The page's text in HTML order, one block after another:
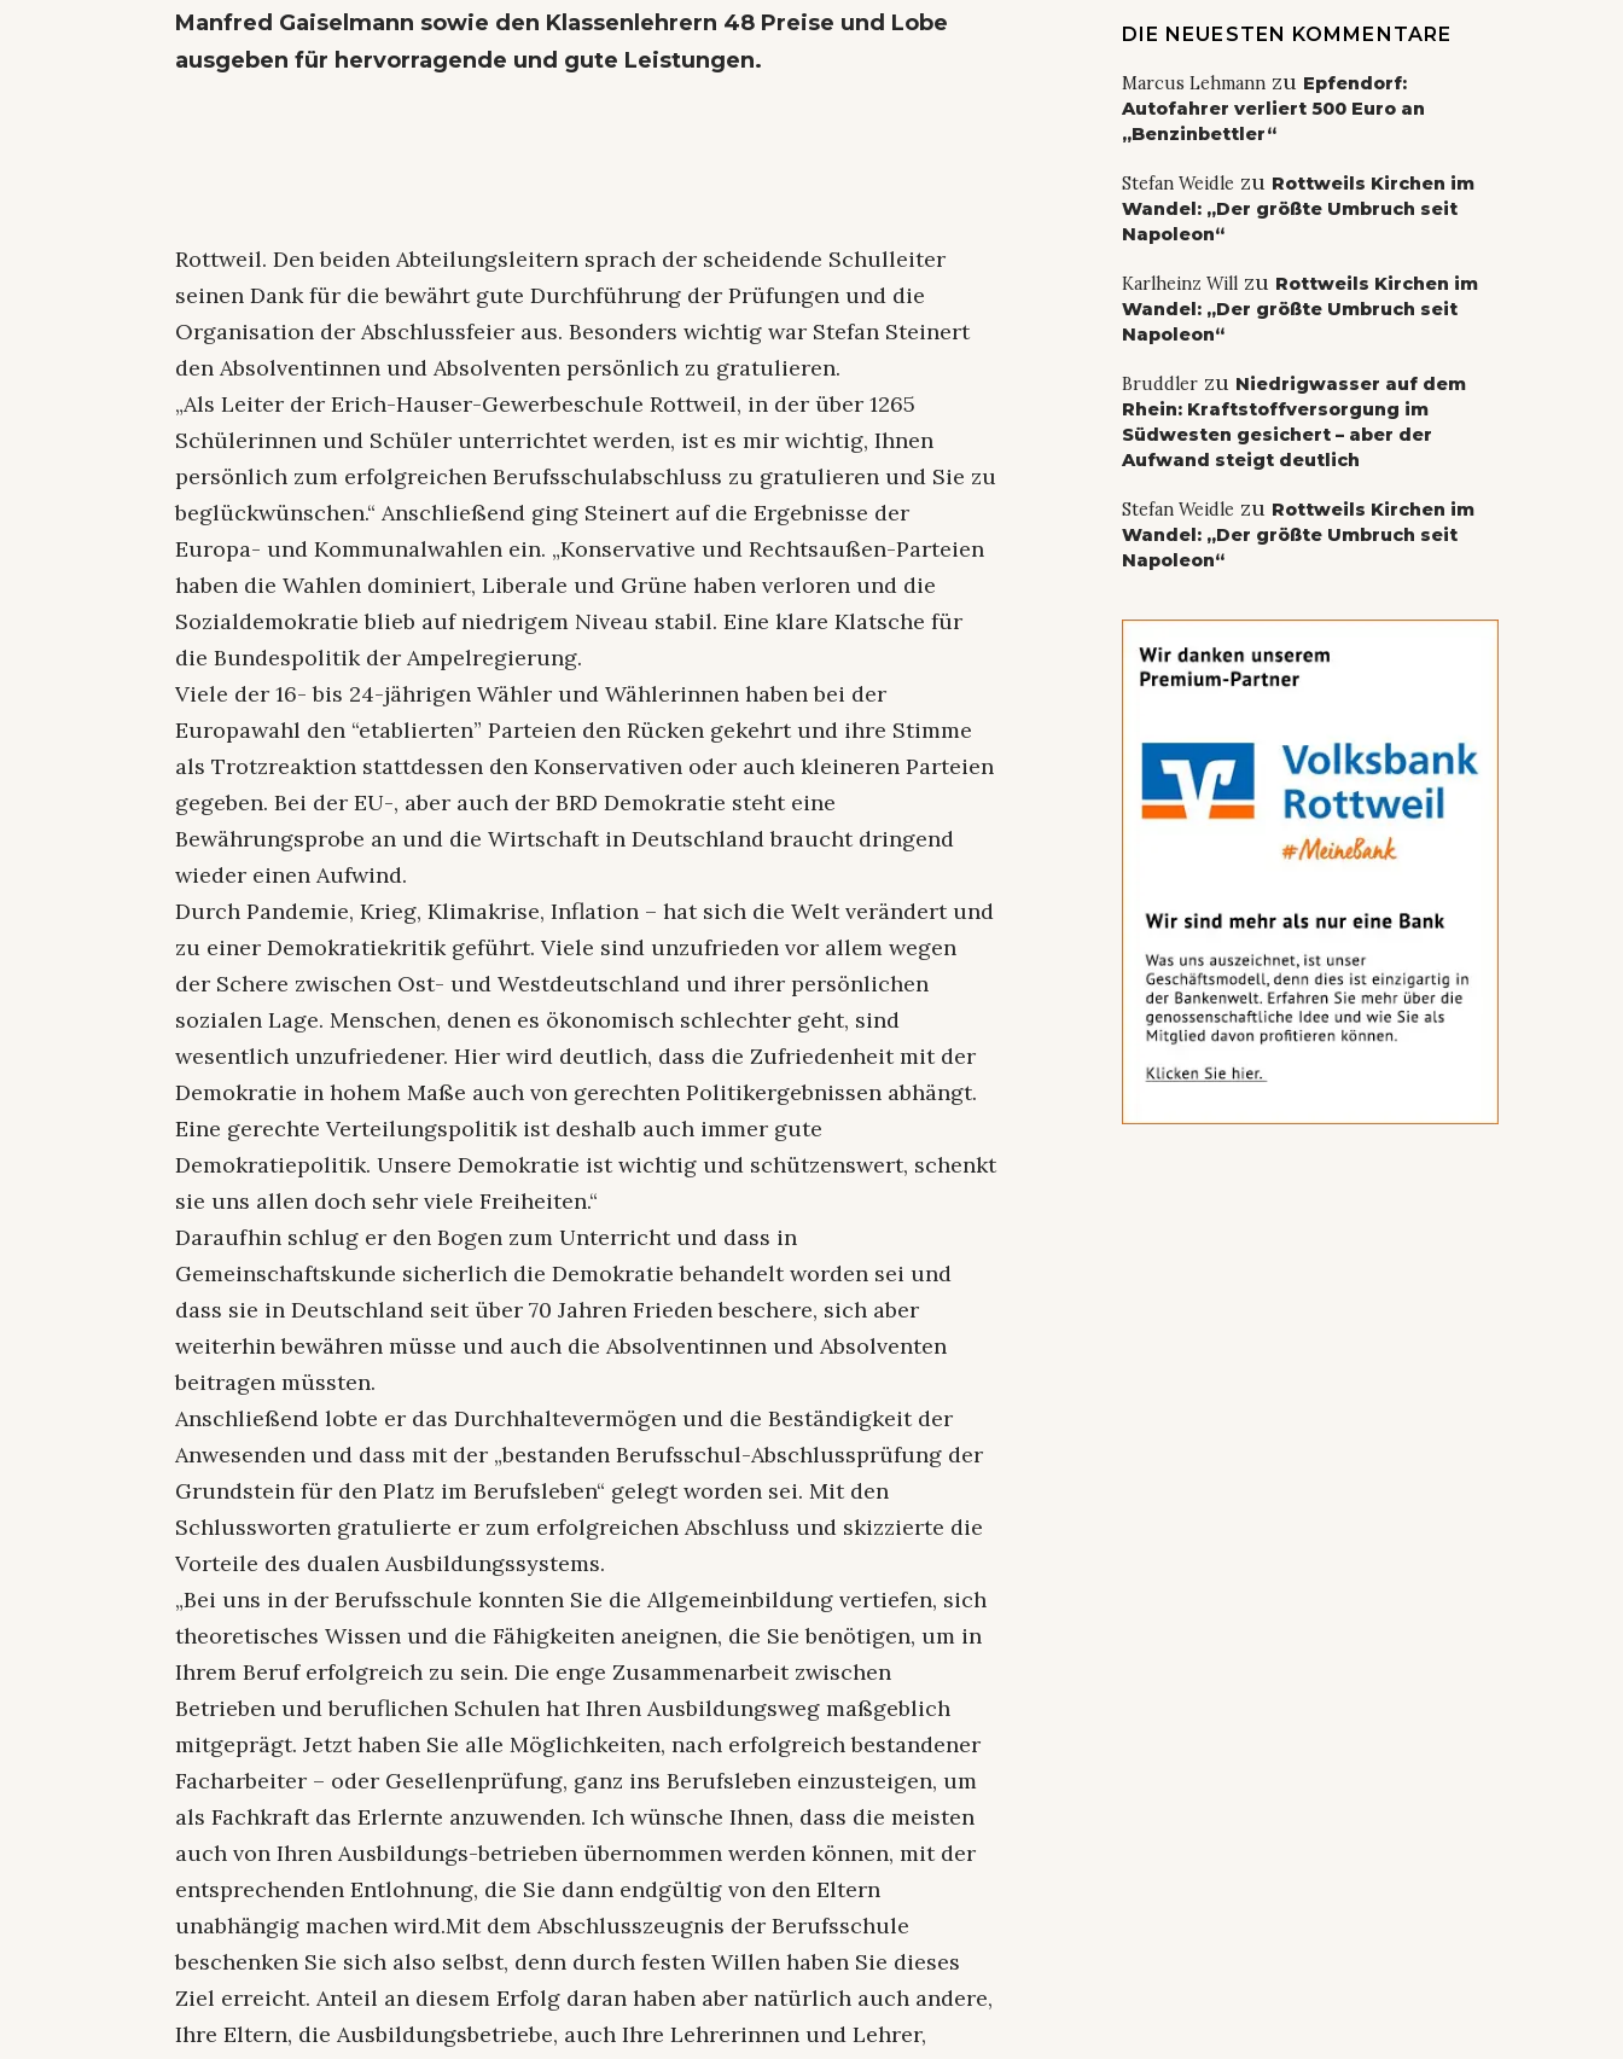
Manfred Gaiselmann sowie den Klassenlehrern 48 Preise und Lobe
ausgeben für hervorragende und gute Leistungen.
Rottweil. Den beiden Abteilungsleitern sprach der scheidende Schulleiter
seinen Dank für die bewährt gute Durchführung der Prüfungen und die
Organisation der Abschlussfeier aus. Besonders wichtig war Stefan Steinert
den Absolventinnen und Absolventen persönlich zu gratulieren.
„Als Leiter der Erich-Hauser-Gewerbeschule Rottweil, in der über 1265
Schülerinnen und Schüler unterrichtet werden, ist es mir wichtig, Ihnen
persönlich zum erfolgreichen Berufsschulabschluss zu gratulieren und Sie zu
beglückwünschen.“ Anschließend ging Steinert auf die Ergebnisse der
Europa- und Kommunalwahlen ein. „Konservative und Rechtsaußen-Parteien
haben die Wahlen dominiert, Liberale und Grüne haben verloren und die
Sozialdemokratie blieb auf niedrigem Niveau stabil. Eine klare Klatsche für
die Bundespolitik der Ampelregierung.
Viele der 16- bis 24-jährigen Wähler und Wählerinnen haben bei der
Europawahl den “etablierten” Parteien den Rücken gekehrt und ihre Stimme
als Trotzreaktion stattdessen den Konservativen oder auch kleineren Parteien
gegeben. Bei der EU-, aber auch der BRD Demokratie steht eine
Bewährungsprobe an und die Wirtschaft in Deutschland braucht dringend
wieder einen Aufwind.
Durch Pandemie, Krieg, Klimakrise, Inflation – hat sich die Welt verändert und
zu einer Demokratiekritik geführt. Viele sind unzufrieden vor allem wegen
der Schere zwischen Ost- und Westdeutschland und ihrer persönlichen
sozialen Lage. Menschen, denen es ökonomisch schlechter geht, sind
wesentlich unzufriedener. Hier wird deutlich, dass die Zufriedenheit mit der
Demokratie in hohem Maße auch von gerechten Politikergebnissen abhängt.
Eine gerechte Verteilungspolitik ist deshalb auch immer gute
Demokratiepolitik. Unsere Demokratie ist wichtig und schützenswert, schenkt
sie uns allen doch sehr viele Freiheiten.“
Daraufhin schlug er den Bogen zum Unterricht und dass in
Gemeinschaftskunde sicherlich die Demokratie behandelt worden sei und
dass sie in Deutschland seit über 70 Jahren Frieden beschere, sich aber
weiterhin bewähren müsse und auch die Absolventinnen und Absolventen
beitragen müssten.
Anschließend lobte er das Durchhaltevermögen und die Beständigkeit der
Anwesenden und dass mit der „bestanden Berufsschul-Abschlussprüfung der
Grundstein für den Platz im Berufsleben“ gelegt worden sei. Mit den
Schlussworten gratulierte er zum erfolgreichen Abschluss und skizzierte die
Vorteile des dualen Ausbildungssystems.
„Bei uns in der Berufsschule konnten Sie die Allgemeinbildung vertiefen, sich
theoretisches Wissen und die Fähigkeiten aneignen, die Sie benötigen, um in
Ihrem Beruf erfolgreich zu sein. Die enge Zusammenarbeit zwischen
Betrieben und beruflichen Schulen hat Ihren Ausbildungsweg maßgeblich
mitgeprägt. Jetzt haben Sie alle Möglichkeiten, nach erfolgreich bestandener
Facharbeiter – oder Gesellenprüfung, ganz ins Berufsleben einzusteigen, um
als Fachkraft das Erlernte anzuwenden. Ich wünsche Ihnen, dass die meisten
auch von Ihren Ausbildungs-betrieben übernommen werden können, mit der
entsprechenden Entlohnung, die Sie dann endgültig von den Eltern
unabhängig machen wird.Mit dem Abschlusszeugnis der Berufsschule
beschenken Sie sich also selbst, denn durch festen Willen haben Sie dieses
Ziel erreicht. Anteil an diesem Erfolg daran haben aber natürlich auch andere,
Ihre Eltern, die Ausbildungsbetriebe, auch Ihre Lehrerinnen und Lehrer,
DIE NEUESTEN KOMMENTARE
Marcus Lehmannzu Epfendorf:
Autofahrer verliert 500 Euro an
„Benzinbettler“
Stefan Weidle zu Rottweils Kirchen im
Wandel: „Der größte Umbruch seit
Napoleon“
Karlheinz Willzu Rottweils Kirchen im
Wandel: „Der größte Umbruch seit
Napoleon“
Bruddlerzu Niedrigwasser auf dem
Rhein: Kraftstoffversorgung im
Südwesten gesichert – aber der
Aufwand steigt deutlich
Stefan Weidle zu Rottweils Kirchen im
Wandel: „Der größte Umbruch seit
Napoleon“